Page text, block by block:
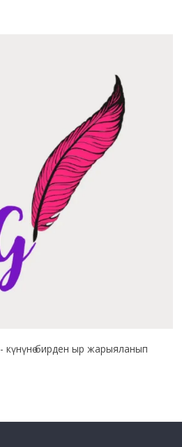
- күнүнө бирден ыр жарыяланып